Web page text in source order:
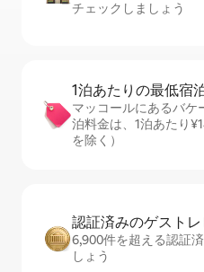
チェックしましょう
1泊あたりの最⁠低⁠宿⁠
マッコールにあるバケ
泊料金は、1泊あたり
を除く）
認証済みのゲ⁠ス⁠ト⁠
6,900件を超える認証
しょう